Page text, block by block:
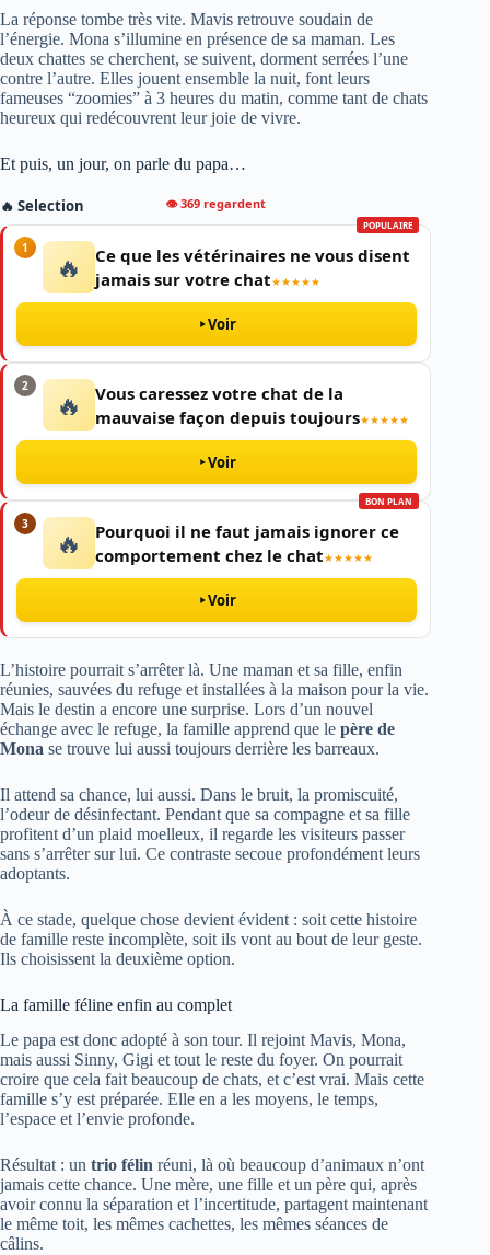
La réponse tombe très vite. Mavis retrouve soudain de
l’énergie. Mona s’illumine en présence de sa maman. Les
deux chattes se cherchent, se suivent, dorment serrées l’une
contre l’autre. Elles jouent ensemble la nuit, font leurs
fameuses “zoomies” à 3 heures du matin, comme tant de chats
heureux qui redécouvrent leur joie de vivre.
Et puis, un jour, on parle du papa…
🔥 Selection 👁 369 regardent
POPULAIRE
1
🔥
Ce que les vétérinaires ne vous disent
jamais sur votre chat★★★★★
Voir
2
🔥
Vous caressez votre chat de la
mauvaise façon depuis toujours★★★★★
Voir
BON PLAN
3
🔥
Pourquoi il ne faut jamais ignorer ce
comportement chez le chat★★★★★
Voir
L’histoire pourrait s’arrêter là. Une maman et sa fille, enfin
réunies, sauvées du refuge et installées à la maison pour la vie.
Mais le destin a encore une surprise. Lors d’un nouvel
échange avec le refuge, la famille apprend que le père de
Mona se trouve lui aussi toujours derrière les barreaux.
Il attend sa chance, lui aussi. Dans le bruit, la promiscuité,
l’odeur de désinfectant. Pendant que sa compagne et sa fille
profitent d’un plaid moelleux, il regarde les visiteurs passer
sans s’arrêter sur lui. Ce contraste secoue profondément leurs
adoptants.
À ce stade, quelque chose devient évident : soit cette histoire
de famille reste incomplète, soit ils vont au bout de leur geste.
Ils choisissent la deuxième option.
La famille féline enfin au complet
Le papa est donc adopté à son tour. Il rejoint Mavis, Mona,
mais aussi Sinny, Gigi et tout le reste du foyer. On pourrait
croire que cela fait beaucoup de chats, et c’est vrai. Mais cette
famille s’y est préparée. Elle en a les moyens, le temps,
l’espace et l’envie profonde.
Résultat : un trio félin réuni, là où beaucoup d’animaux n’ont
jamais cette chance. Une mère, une fille et un père qui, après
avoir connu la séparation et l’incertitude, partagent maintenant
le même toit, les mêmes cachettes, les mêmes séances de
câlins.